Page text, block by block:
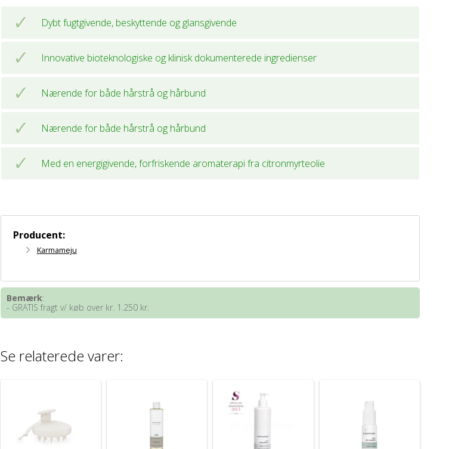
Dybt fugtgivende, beskyttende og glansgivende
Innovative bioteknologiske og klinisk dokumenterede ingredienser
Nærende for både hårstrå og hårbund
Nærende for både hårstrå og hårbund
Med en energigivende, forfriskende aromaterapi fra citronmyrteolie
Producent:
Karmameju
Bemærk:
- GRATIS fragt v/ køb over kr. 1.250 kr.
Se relaterede varer: